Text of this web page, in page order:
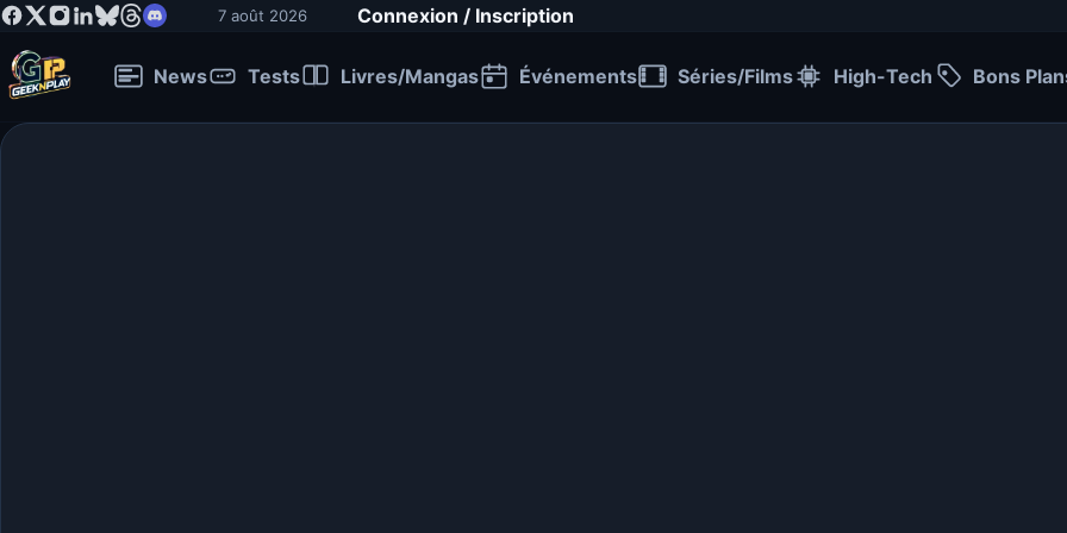
7 août 2026 Connexion / Inscription
News Tests Livres/Mangas Événements Séries/Films High-Tech Bons